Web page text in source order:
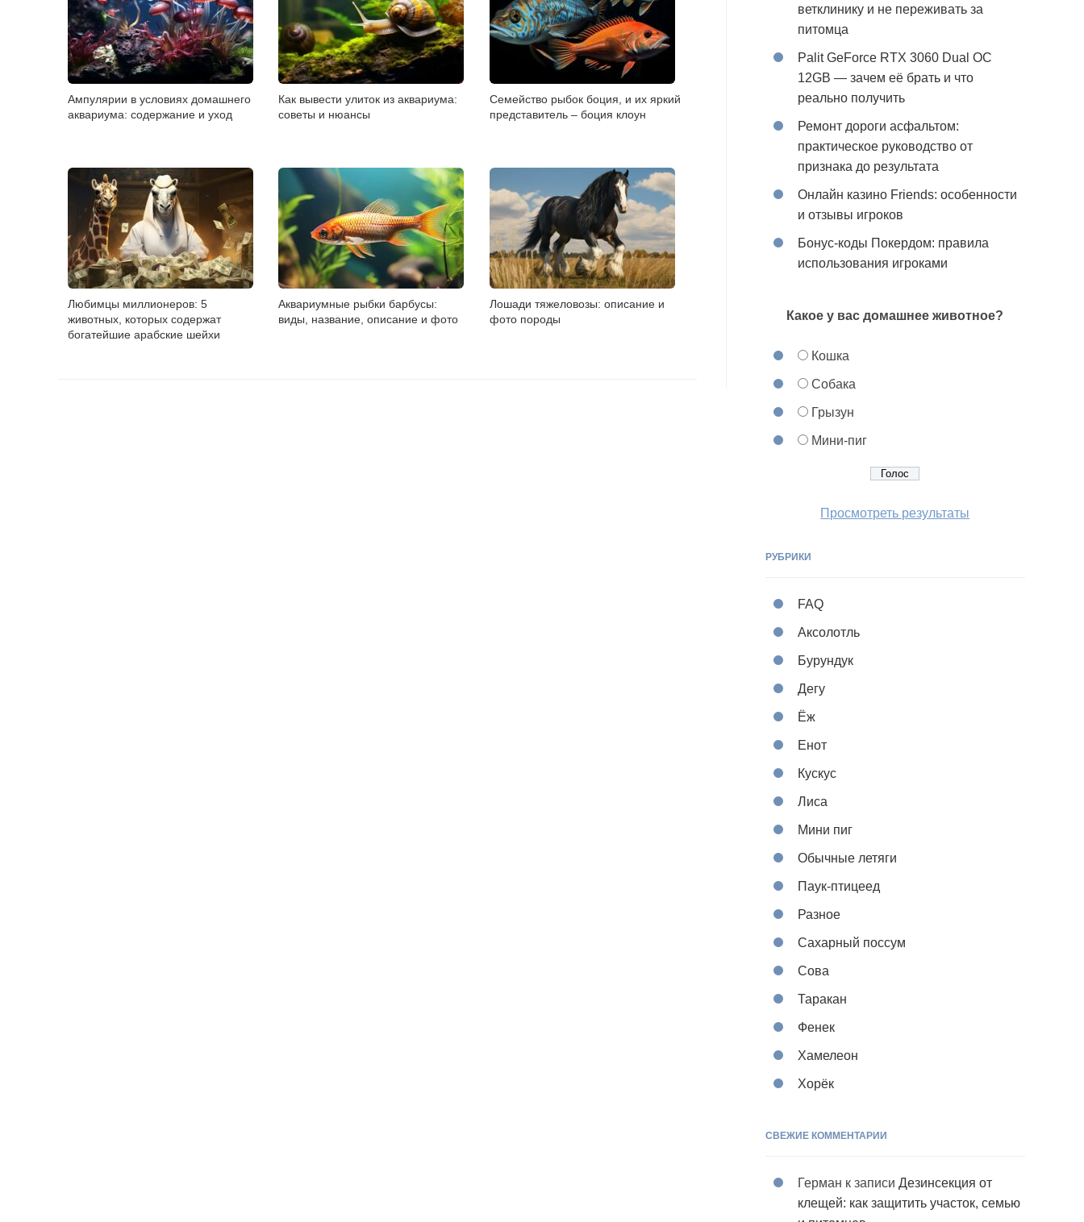
Ампулярии в условиях домашнего
аквариума: содержание и уход
Как вывести улиток из аквариума:
советы и нюансы
Семейство рыбок боция, и их яркий
представитель – боция клоун
Любимцы миллионеров: 5
животных, которых содержат
богатейшие арабские шейхи
Аквариумные рыбки барбусы:
виды, название, описание и фото
Лошади тяжеловозы: описание и
фото породы
ветклинику и не переживать за
питомца
Palit GeForce RTX 3060 Dual OC
12GB — зачем её брать и что
реально получить
Ремонт дороги асфальтом:
практическое руководство от
признака до результата
Онлайн казино Friends: особенности
и отзывы игроков
Бонус-коды Покердом: правила
использования игроками
Какое у вас домашнее животное?
Кошка
Собака
Грызун
Мини-пиг
Просмотреть результаты
РУБРИКИ
FAQ
Аксолотль
Бурундук
Дегу
Ёж
Енот
Кускус
Лиса
Мини пиг
Обычные летяги
Паук-птицеед
Разное
Сахарный поссум
Сова
Таракан
Фенек
Хамелеон
Хорёк
СВЕЖИЕ КОММЕНТАРИИ
Герман к записи Дезинсекция от
клещей: как защитить участок, семью